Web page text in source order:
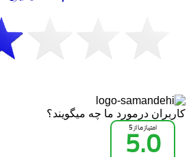
کاربران درمورد ما چه میگویند؟